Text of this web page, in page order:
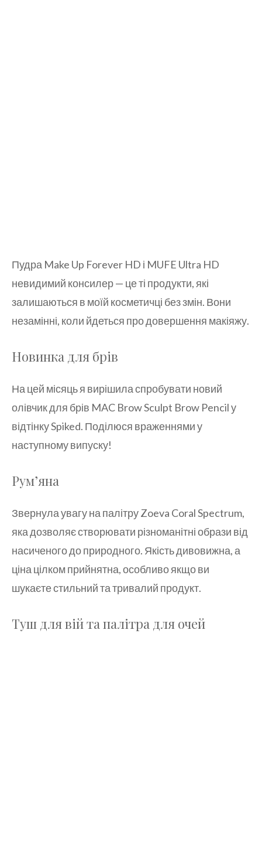
Пудра Make Up Forever HD і MUFE Ultra HD
невидимий консилер — це ті продукти, які
залишаються в моїй косметичці без змін. Вони
незамінні, коли йдеться про довершення макіяжу.
Новинка для брів
На цей місяць я вирішила спробувати новий
олівчик для брів MAC Brow Sculpt Brow Pencil у
відтінку Spiked. Поділюся враженнями у
наступному випуску!
Рум’яна
Звернула увагу на палітру Zoeva Coral Spectrum,
яка дозволяє створювати різноманітні образи від
насиченого до природного. Якість дивовижна, а
ціна цілком прийнятна, особливо якщо ви
шукаєте стильний та тривалий продукт.
Туш для вій та палітра для очей